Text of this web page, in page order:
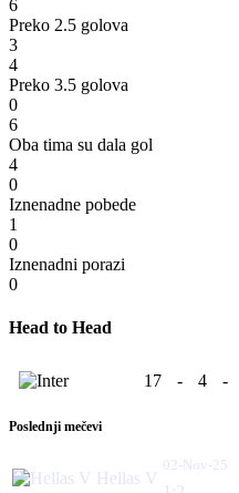
6
Preko 2.5 golova
3
4
Preko 3.5 golova
0
6
Oba tima su dala gol
4
0
Iznenadne pobede
1
0
Iznenadni porazi
0
Head to Head
17 - 4 -
Poslednji mečevi
Hellas V
02-Nov-25